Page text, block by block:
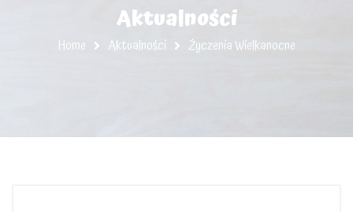
Aktualności
Home Aktualności Życzenia Wielkanocne